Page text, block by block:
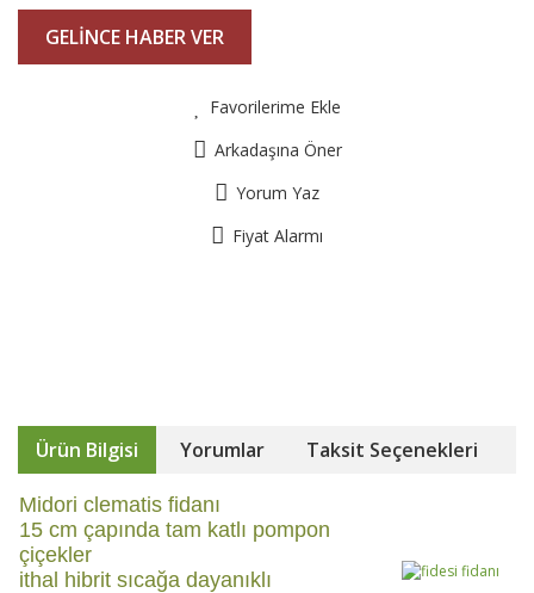
GELİNCE HABER VER
Favorilerime Ekle
Arkadaşına Öner
Yorum Yaz
Fiyat Alarmı
Ürün Bilgisi Yorumlar Taksit Seçenekleri
Midori clematis fidanı
15 cm çapında tam katlı pompon
çiçekler
ithal hibrit sıcağa dayanıklı